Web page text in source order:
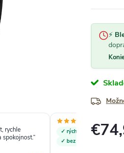
rychle
spokojnost.“
✓ rýchle vybavenie do 2
✓ bez problémov
⚡